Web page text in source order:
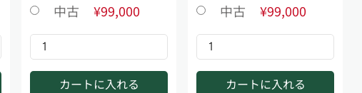
中古
¥99,000
カートに入れる
中古
¥99,000
カートに入れる